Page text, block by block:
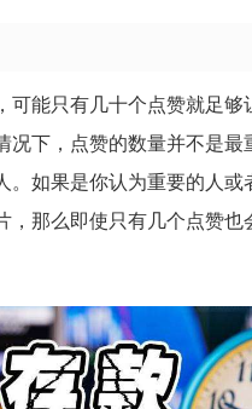
可能只有几十个点赞就足够
况下，点赞的数量并不是最
。如果是你认为重要的人或
，那么即使只有几个点赞也